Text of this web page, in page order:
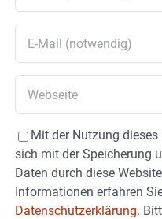
Mit der Nutzung
sich mit der Speicherung
Daten durch diese
Informationen erfahren
Datenschutzerklärung.